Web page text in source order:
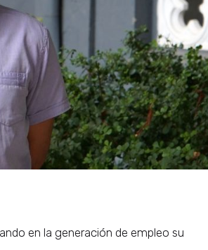
en la generación de empleo su